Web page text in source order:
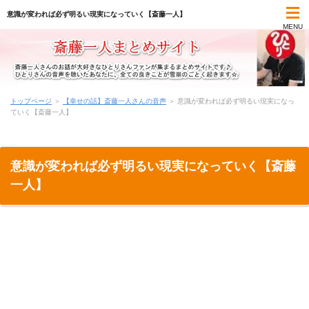
意識が変われば必ず明るい現実になっていく【斎藤一人】
MENU
一日一語の名言集
トップページ ＞ 【幸せの話】斎藤一人さんの音声 ＞ 意識が変われば必ず明るい現実になっ
ていく【斎藤一人】
意識が変われば必ず明るい現実になっていく【斎藤
一人】